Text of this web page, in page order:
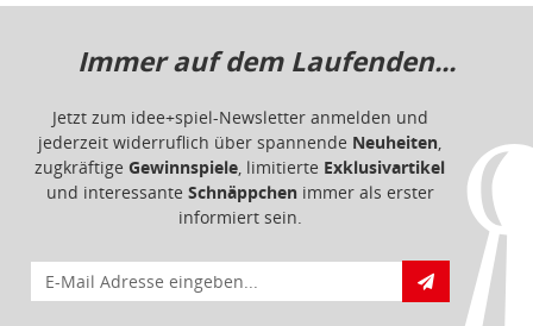
Immer auf dem Laufenden...
Jetzt zum idee+spiel-Newsletter anmelden und
jederzeit widerruflich über spannende Neuheiten,
zugkräftige Gewinnspiele, limitierte Exklusivartikel
und interessante Schnäppchenimmer als erster
informiert sein.
E-Mail für Newsletteranmeldung